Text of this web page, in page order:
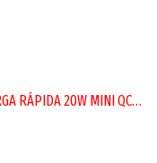
CARGADOR AUTO USB Y TIPO C 12V-24V CARGA RÁPIDA 20W MINI QC3.0 NVS-233